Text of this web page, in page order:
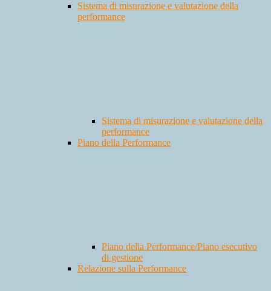
Sistema di misurazione e valutazione della
performance
Sistema di misurazione e valutazione della
performance
Piano della Performance
Piano della Performance/Piano esecutivo
di gestione
Relazione sulla Performance